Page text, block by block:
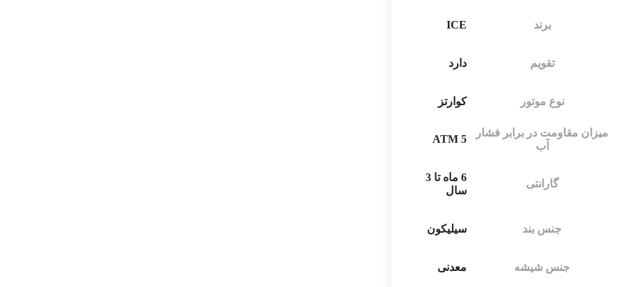
برند ICE
تقویم دارد
نوع موتور کوارتز
میزان مقاومت در برابر فشار
آب
5 ATM
گارانتی
6 ماه تا 3
سال
جنس بند سیلیکون
جنس شیشه معدنی